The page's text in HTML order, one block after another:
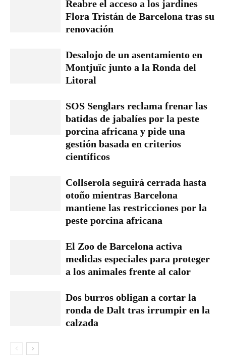
Reabre el acceso a los jardines
Flora Tristán de Barcelona tras su
renovación
Desalojo de un asentamiento en
Montjuïc junto a la Ronda del
Litoral
SOS Senglars reclama frenar las
batidas de jabalíes por la peste
porcina africana y pide una
gestión basada en criterios
científicos
Collserola seguirá cerrada hasta
otoño mientras Barcelona
mantiene las restricciones por la
peste porcina africana
El Zoo de Barcelona activa
medidas especiales para proteger
a los animales frente al calor
Dos burros obligan a cortar la
ronda de Dalt tras irrumpir en la
calzada